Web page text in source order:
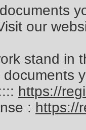
our
stand in
https://
: https://